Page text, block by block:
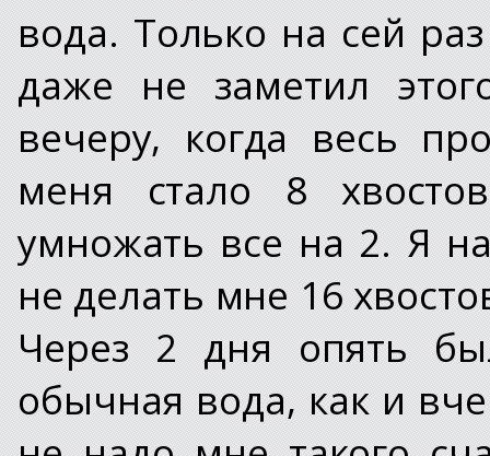
вода. Только на сей
даже не заметил
вечеру, когда весь
меня стало 8
умножать все на 2. Я
не делать мне 16
Через 2 дня опять
обычная вода, как и